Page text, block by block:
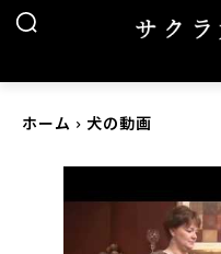
ホーム 犬の動画